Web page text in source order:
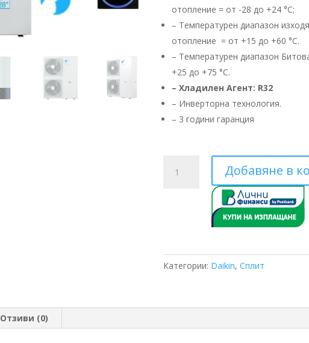
отопление = от -28 до +24 °C;
– Температурен диапазон
отопление = от +15 до +60 °C.
– Температурен диапазон
+25 до +75 °C.
– Хладилен Агент: R32
– ​Инверторна технология.
– 3 години гаранция
-
16
Добавяне в
Категории: Daikin,Сплит
Отзиви (0)